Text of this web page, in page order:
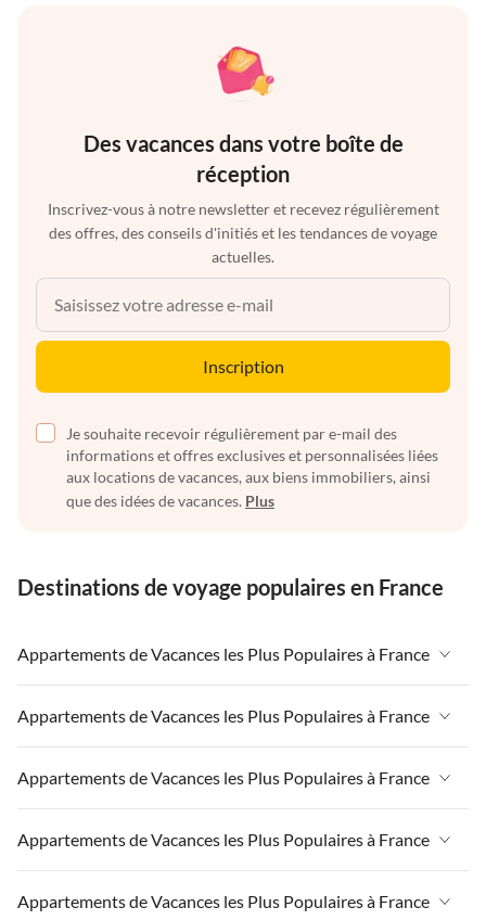
Des vacances dans votre boîte de
réception
Inscrivez-vous à notre newsletter et recevez régulièrement
des offres, des conseils d'initiés et les tendances de voyage
actuelles.
Inscription
Je souhaite recevoir régulièrement par e-mail des
informations et offres exclusives et personnalisées liées
aux locations de vacances, aux biens immobiliers, ainsi
que des idées de vacances. Plus
Destinations de voyage populaires en France
Appartements de Vacances les Plus Populaires à France
Appartements de Vacances à France
Appartements de Vacances à Paris-Ile de France
Appartements de Vacances à Paris
Appartements de Vacances à Côte atlantique
Appartements de Vacances à la Normandie
Appartements de Vacances les Plus Populaires à France
Appartements de Vacances à France
Appartements de Vacances à Paris-Ile de France
Appartements de Vacances à Paris
Appartements de Vacances les Plus Populaires à France
Appartements de Vacances à France
Appartements de Vacances à Paris-Ile de France
Appartements de Vacances à Paris
Appartements de Vacances les Plus Populaires à France
Appartements de Vacances à France
Appartements de Vacances les Plus Populaires à France